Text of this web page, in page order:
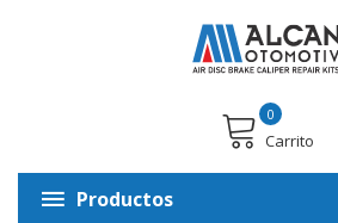
Carrito
0
Productos